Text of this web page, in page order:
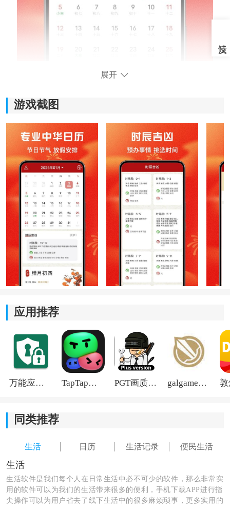
软件功能：
1、核心查询：
打开软件后，可以直接查看当天日期、公历农历、宜忌
内容以及基础日历信息，查询速度比较快。
2、日程规划：
日历页面会整理节假日和放假安排，平时想提前规划出
行、请假或者活动时间时会更方便。
3、文化探索：
点击具体日期后，还能看到对应节气、传统节日等内
展开
游戏截图
应用推荐
万能应用隐藏 TapTap国际版2026 PGT画质助手旧版 galgame游戏盒子2026
同类推荐
生活 日历 生活记录 便民生活
生活
生活软件是我们每个人在日常生活中必不可少的软件，那么非常实
用的软件可以为我们的生活带来很多的便利，手机下载APP进行指
尖操作可以为用户省去了线下生活中的很多麻烦琐事，更多实用的